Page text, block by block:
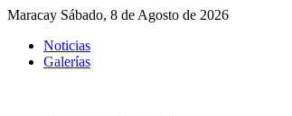
Maracay Sábado, 8 de Agosto de 2026
Noticias
Galerías